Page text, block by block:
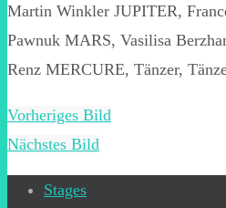
Martin Winkler JUPITER,
Pawnuk MARS, Vasilisa
Renz MERCURE, Tänzer,
Vorheriges Bild
Nächstes Bild
Stages